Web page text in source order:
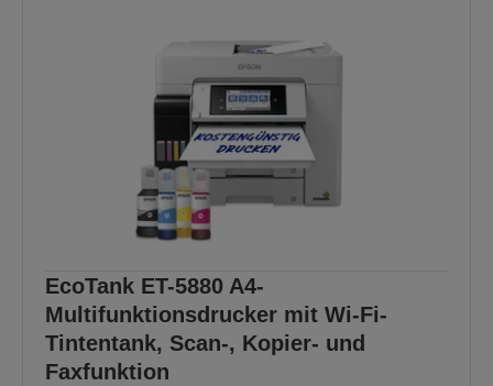
EcoTank ET-5880 A4-
Multifunktionsdrucker mit Wi-Fi-
Tintentank, Scan-, Kopier- und
Faxfunktion